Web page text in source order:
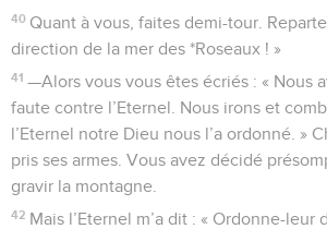
40 Quant à vous, faites demi-tour.
direction de la mer des *Roseaux ! »
41 —Alors vous vous êtes écriés : « Nous
faute contre l’Eternel. Nous irons et
l’Eternel notre Dieu nous l’a ordonné. »
pris ses armes. Vous avez décidé
gravir la montagne.
42 Mais l’Eternel m’a dit : « Ordonne-leur